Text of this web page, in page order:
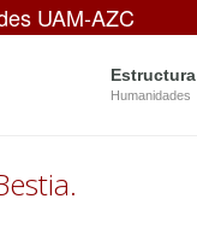
UAM-AZC
Estructura
Humanidades